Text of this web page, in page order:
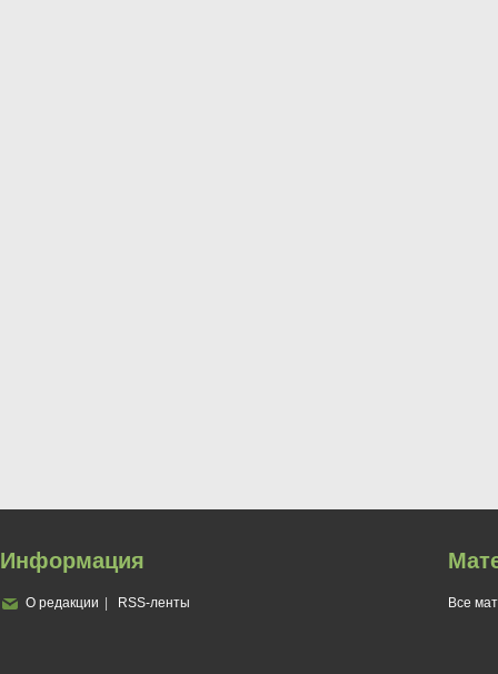
Информация
О редакции RSS-ленты Все